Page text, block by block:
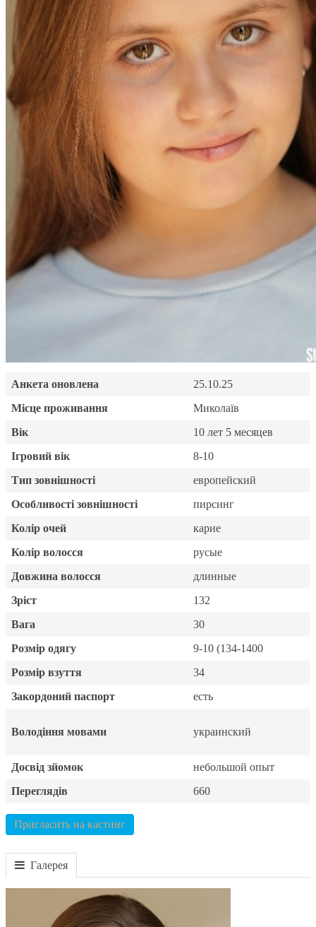
Анкета оновлена
25.10.25
Місце проживання
Миколаїв
Вік
10 лет 5 месяцев
Ігровий вік
8-10
Тип зовнішності
европейский
Особливості зовнішності
пирсинг
Колір очей
карие
Колір волосся
русые
Довжина волосся
длинные
Зріст
132
Вага
30
Розмір одягу
9-10 (134-1400
Розмір взуття
34
Закордоний паспорт
есть
Володіння мовами украинский
Досвід зйомок
небольшой опыт
Переглядів
660
Пригласить на кастинг
Галерея